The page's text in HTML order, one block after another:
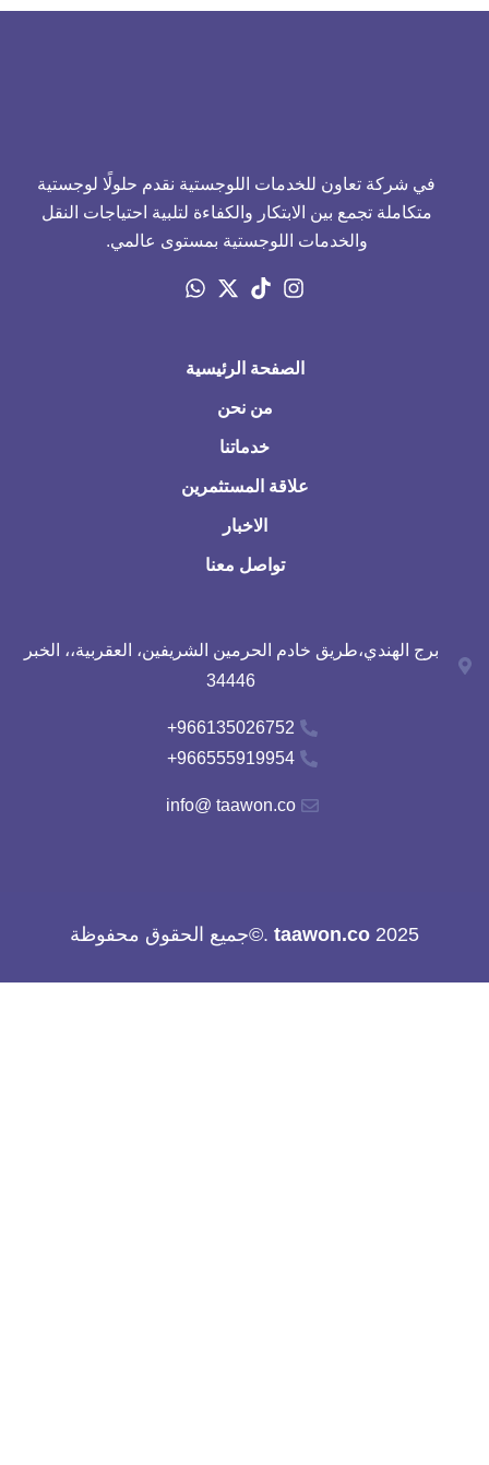
في شركة تعاون للخدمات اللوجستية نقدم حلولًا لوجستية
متكاملة تجمع بين الابتكار والكفاءة لتلبية احتياجات النقل
والخدمات اللوجستية بمستوى عالمي.
الصفحة الرئيسية
من نحن
خدماتنا
علاقة المستثمرين
الاخبار
تواصل معنا
برج الهندي،طريق خادم الحرمين الشريفين، العقربية،، الخبر
34446
966135026752+
966555919954+
info@ taawon.co
2025
taawon.co.©جميع الحقوق محفوظة